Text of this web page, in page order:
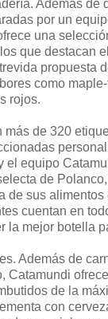
Además de
por un
una
que destacan
propuesta
como
rojos.
más de 320
el equipo
de
de sus alimentos
cuentan en
la mejor botella
Además de
Catamundi
de la
con